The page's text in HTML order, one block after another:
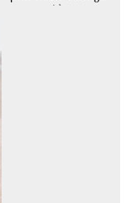
giải trí đầy sôi